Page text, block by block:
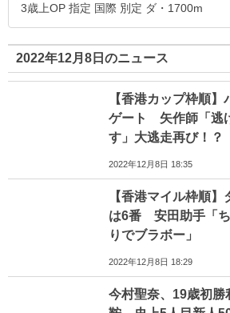
3歳上OP 指定 国際 別定 ダ・1700m
2022年12月8日のニュース
【香港カップ枠順
ゲート 矢作師「逃
す」大逃走再び！？
2022年12月8日 18:35
【香港マイル枠順
は6番 安田助手「
りでブラボー」
2022年12月8日 18:29
今村聖奈、19歳初勝